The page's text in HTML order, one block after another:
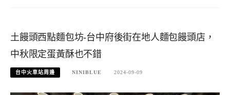
土饅頭西點麵包坊-台中府後街在地人麵包饅頭店，
中秋限定蛋黃酥也不錯
台中火車站周邊 NINIBLUE 2024-09-09